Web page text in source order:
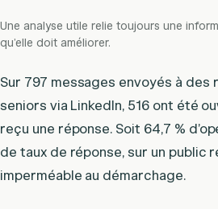
Une analyse utile relie toujours une
qu’elle doit améliorer.
Sur 797 messages envoyés à des
seniors via LinkedIn, 516 ont été
reçu une réponse. Soit 64,7 %
de taux de réponse, sur un public
imperméable au démarchage.